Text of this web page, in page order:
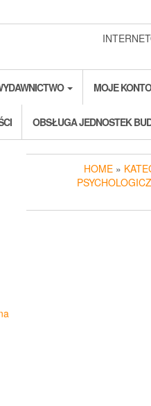
MOJE KONTO
OBSŁUGA JEDNOSTEK
HOME »